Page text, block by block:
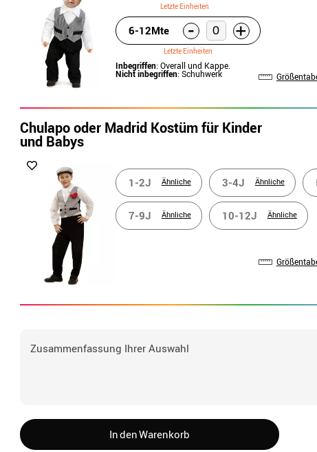
Letzte Einheiten
6-12Mte - +
Letzte Einheiten
Inbegriffen: Overall und Kappe.
Nicht inbegriffen: Schuhwerk
Chulapo oder Madrid Kostüm für Kinder
und Babys
1-2J Ähnliche 3-4J Ähnliche
7-9J Ähnliche 10-12J Ähnliche
Zusammenfassung Ihrer Auswahl
In den Warenkorb